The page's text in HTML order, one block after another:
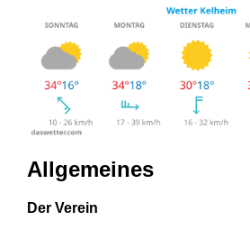
Allgemeines
Der Verein